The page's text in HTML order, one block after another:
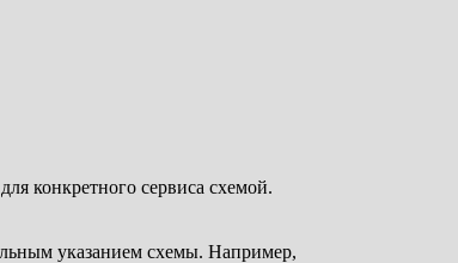
конкретного сервиса схемой.
указанием схемы. Например,